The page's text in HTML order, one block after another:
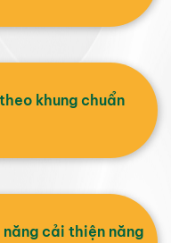
khung chuẩn
cải thiện năng